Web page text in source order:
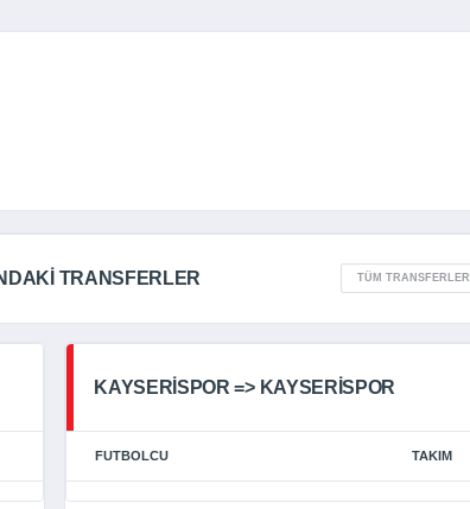
TRANSFERLER TÜM TRANSFERLER
KAYSERİSPOR => KAYSERİSPOR
FUTBOLCU TAKIM